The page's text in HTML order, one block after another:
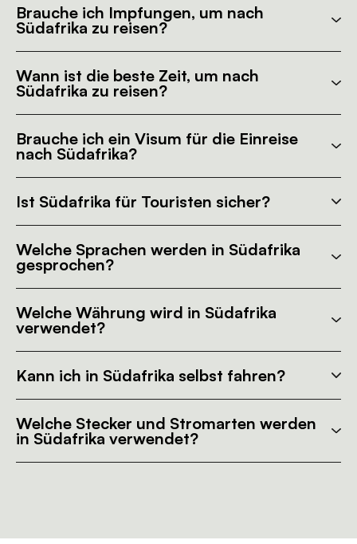
Brauche ich Impfungen, um nach
Südafrika zu reisen?
Wann ist die beste Zeit, um nach
Südafrika zu reisen?
Brauche ich ein Visum für die Einreise
nach Südafrika?
Ist Südafrika für Touristen sicher?
Welche Sprachen werden in Südafrika
gesprochen?
Welche Währung wird in Südafrika
verwendet?
Kann ich in Südafrika selbst fahren?
Welche Stecker und Stromarten werden
in Südafrika verwendet?